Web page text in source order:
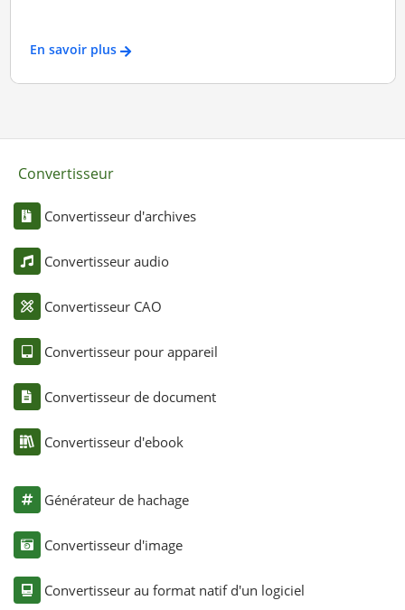
En savoir plus
Convertisseur
Convertisseur d'archives
Convertisseur audio
Convertisseur CAO
Convertisseur pour appareil
Convertisseur de document
Convertisseur d'ebook
Générateur de hachage
Convertisseur d'image
Convertisseur au format natif d'un logiciel